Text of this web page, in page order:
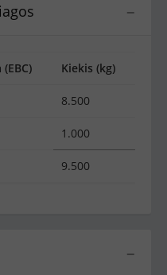
−
Kiekis (kg)
8.500
1.000
9.500
−